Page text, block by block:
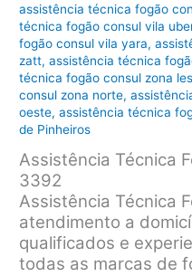
assistência técnica fogão
técnica fogão consul vila
fogão consul vila yara,
zatt,assistência técnica
técnica fogão consul zona
consul zona norte,
oeste,assistência técnica
de Pinheiros
Assistência Técnica
3392
Assistência Técnica
atendimento a
qualificados e
todas as marcas de